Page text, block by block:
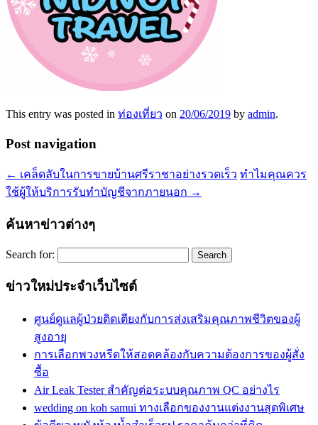
This entry was posted in ท่องเที่ยว on 20/06/2019 by admin.
Post navigation
← เคล็ดลับในการขายบ้านศรีราชาอย่างรวดเร็ว ทำไมคุณควร
ใช้ผู้ให้บริการรับทำบัญชีจากภายนอก →
ค้นหาข่าวต่างๆ
Search for:
ข่าวใหม่ประจำเว็บไซต์
ศูนย์ดูแลผู้ป่วยติดเตียงกับการส่งเสริมคุณภาพชีวิตของผู้
สูงอายุ
การเลือกพวงหรีดให้สอดคล้องกับความต้องการของผู้สั่ง
ซื้อ
Air Leak Tester สำคัญต่อระบบคุณภาพ QC อย่างไร
wedding on koh samui ทางเลือกของงานแต่งงานสุดพิเศษ